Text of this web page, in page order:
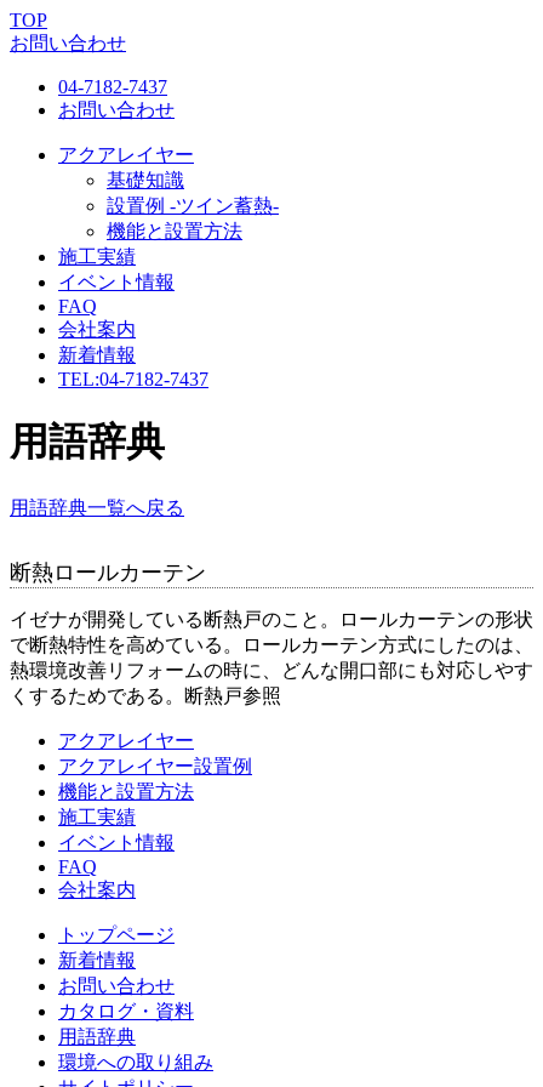
TOP
お問い合わせ
04-7182-7437
お問い合わせ
アクアレイヤー
基礎知識
設置例 -ツイン蓄熱-
機能と設置方法
施工実績
イベント情報
FAQ
会社案内
新着情報
TEL:04-7182-7437
用語辞典
用語辞典一覧へ戻る
断熱ロールカーテン
イゼナが開発している断熱戸のこと。ロールカーテンの形状
で断熱特性を高めている。ロールカーテン方式にしたのは、
熱環境改善リフォームの時に、どんな開口部にも対応しやす
くするためである。断熱戸参照
アクアレイヤー
アクアレイヤー設置例
機能と設置方法
施工実績
イベント情報
FAQ
会社案内
トップページ
新着情報
お問い合わせ
カタログ・資料
用語辞典
環境への取り組み